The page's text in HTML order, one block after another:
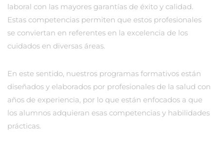
laboral con las mayores garantías de éxito y calidad.
Estas competencias permiten que estos profesionales
se conviertan en referentes en la excelencia de los
cuidados en diversas áreas.
En este sentido, nuestros programas formativos están
diseñados y elaborados por profesionales de la salud con
años de experiencia, por lo que están enfocados a que
los alumnos adquieran esas competencias y habilidades
prácticas.